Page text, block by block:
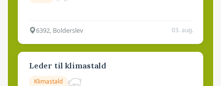
6392, Bolderslev 03. aug.
Leder til klimastald
Klimastald